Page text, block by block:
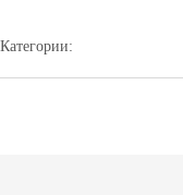
Категории: